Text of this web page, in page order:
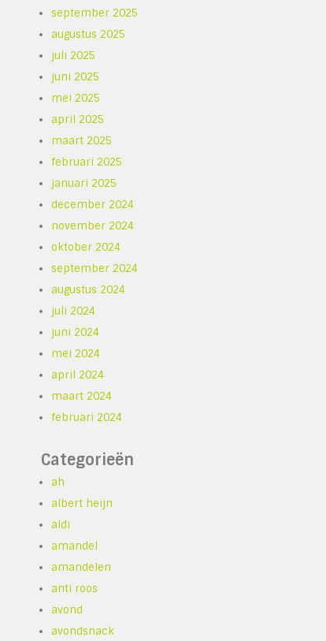
september 2025
augustus 2025
juli 2025
juni 2025
mei 2025
april 2025
maart 2025
februari 2025
januari 2025
december 2024
november 2024
oktober 2024
september 2024
augustus 2024
juli 2024
juni 2024
mei 2024
april 2024
maart 2024
februari 2024
Categorieën
ah
albert heijn
aldi
amandel
amandelen
anti roos
avond
avondsnack